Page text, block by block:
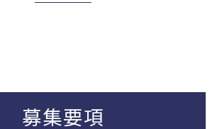
募集要項